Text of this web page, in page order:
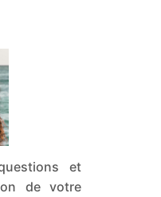
et
de votre